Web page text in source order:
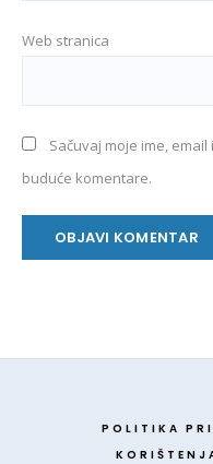
Web stranica
Sačuvaj moje ime,
buduće komentare.
POLITIKA